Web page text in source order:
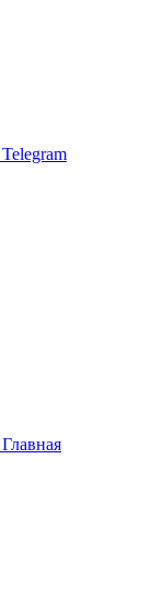
Telegram
Главная